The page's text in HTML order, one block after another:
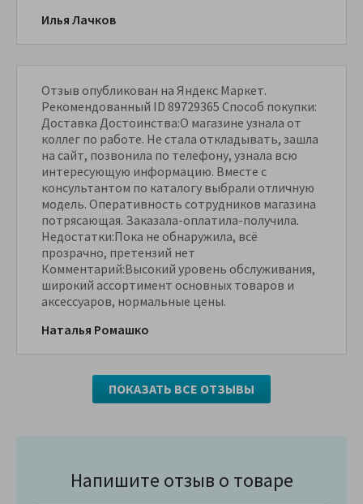
Илья Лачков
Отзыв опубликован на Яндекс Маркет.
Рекомендованный ID 89729365 Способ покупки:
Доставка Достоинства:О магазине узнала от
коллег по работе. Не стала откладывать, зашла
на сайт, позвонила по телефону, узнала всю
интересующую информацию. Вместе с
консультантом по каталогу выбрали отличную
модель. Оперативность сотрудников магазина
потрясающая. Заказала-оплатила-получила.
Недостатки:Пока не обнаружила, всё
прозрачно, претензий нет
Комментарий:Высокий уровень обслуживания,
широкий ассортимент основных товаров и
аксессуаров, нормальные цены.
Наталья Ромашко
ПОКАЗАТЬ ВСЕ ОТЗЫВЫ
Напишите отзыв о товаре